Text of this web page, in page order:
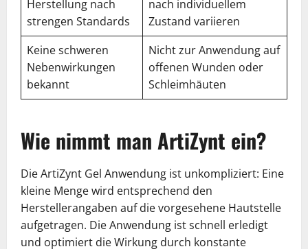
Herstellung nach
strengen Standards
nach individuellem
Zustand variieren
Keine schweren
Nebenwirkungen
bekannt
Nicht zur Anwendung auf
offenen Wunden oder
Schleimhäuten
Wie nimmt man ArtiZynt ein?
Die ArtiZynt Gel Anwendung ist unkompliziert: Eine
kleine Menge wird entsprechend den
Herstellerangaben auf die vorgesehene Hautstelle
aufgetragen. Die Anwendung ist schnell erledigt
und optimiert die Wirkung durch konstante